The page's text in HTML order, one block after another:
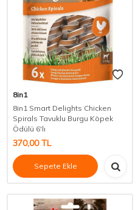
8in1
8in1 Smart Delights Chicken
Spirals Tavuklu Burgu Köpek
Ödülü 6'lı
370,00TL
Sepete Ekle